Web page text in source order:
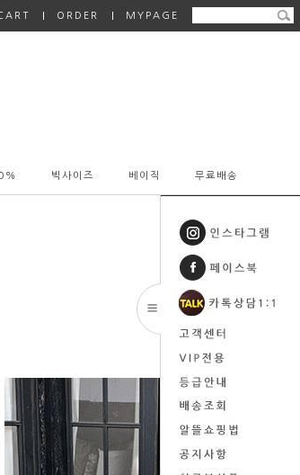
ORDER MYPAGE
빅사이즈 베이직 무료배송